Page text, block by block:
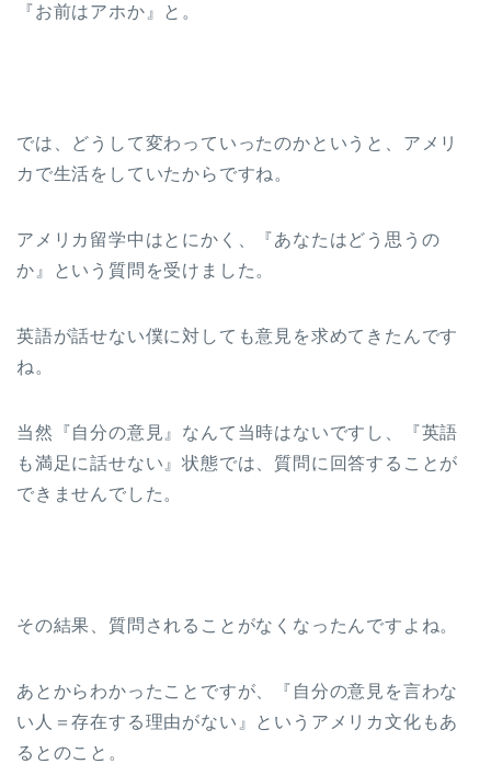
『お前はアホか』と。
では、どうして変わっていったのかというと、アメリ
カで生活をしていたからですね。
アメリカ留学中はとにかく、『あなたはどう思うの
か』という質問を受けました。
英語が話せない僕に対しても意見を求めてきたんです
ね。
当然『自分の意見』なんて当時はないですし、『英語
も満足に話せない』状態では、質問に回答することが
できませんでした。
その結果、質問されることがなくなったんですよね。
あとからわかったことですが、『自分の意見を言わな
い人＝存在する理由がない』というアメリカ文化もあ
るとのこと。